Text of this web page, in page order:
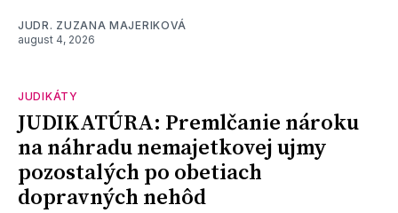
JUDR. ZUZANA MAJERIKOVÁ
august 4, 2026
JUDIKÁTY
JUDIKATÚRA: Premlčanie nároku
na náhradu nemajetkovej ujmy
pozostalých po obetiach
dopravných nehôd